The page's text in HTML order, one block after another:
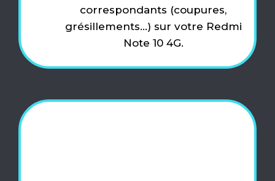
correspondants (coupures,
grésillements…) sur votre Redmi
Note 10 4G.